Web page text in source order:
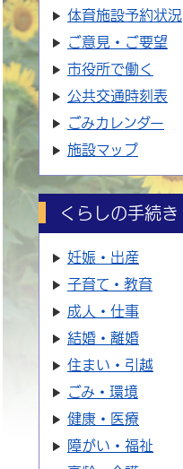
体育施設予約状況
ご意見・ご要望
市役所で働く
公共交通時刻表
ごみカレンダー
施設マップ
くらしの手続き
妊娠・出産
子育て・教育
成人・仕事
結婚・離婚
住まい・引越
ごみ・環境
健康・医療
障がい・福祉